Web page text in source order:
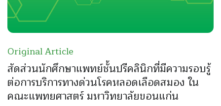
Original Article
สัดส่วนนักศึกษาแพทย์ชั้นปรีคลินิกที่มีความรอบรู้
ต่อการบริการทางด่วนโรคหลอดเลือดสมอง ใน
คณะแพทยศาสตร์ มหาวิทยาลัยขอนแก่น